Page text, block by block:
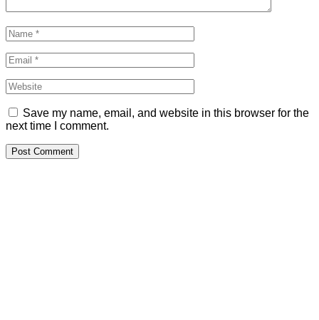
Save my name, email, and website in this browser for the
next time I comment.